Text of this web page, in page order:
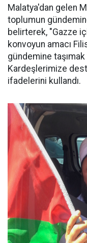
Malatya'dan gelen
toplumun
belirterek, "Gazze
konvoyun amacı
gündemine
Kardeşlerimize
ifadelerini kullandı.